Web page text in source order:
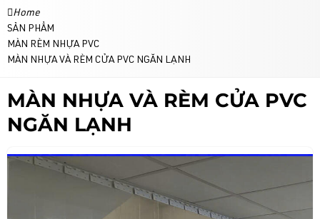
Home
SẢN PHẨM
MÀN RÈM NHỰA PVC
MÀN NHỰA VÀ RÈM CỬA PVC NGĂN LẠNH
MÀN NHỰA VÀ RÈM CỬA PVC
NGĂN LẠNH